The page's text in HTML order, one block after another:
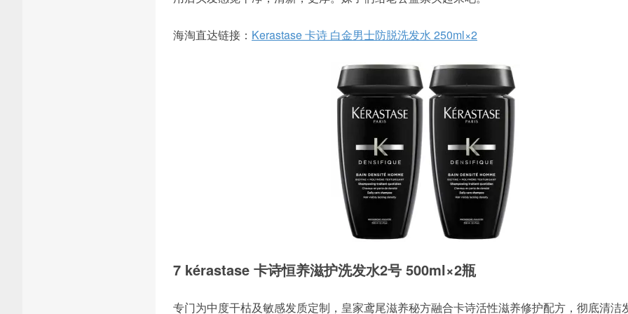
海淘直达链接： Kerastase 卡诗 白金男士防脱洗发水 250ml×2
7 kérastase 卡诗恒养滋护洗发水2号 500ml×2瓶
专门为中度干枯及敏感发质定制，皇家鸢尾滋养秘方融合卡诗活性滋养修护配方，彻底清洁